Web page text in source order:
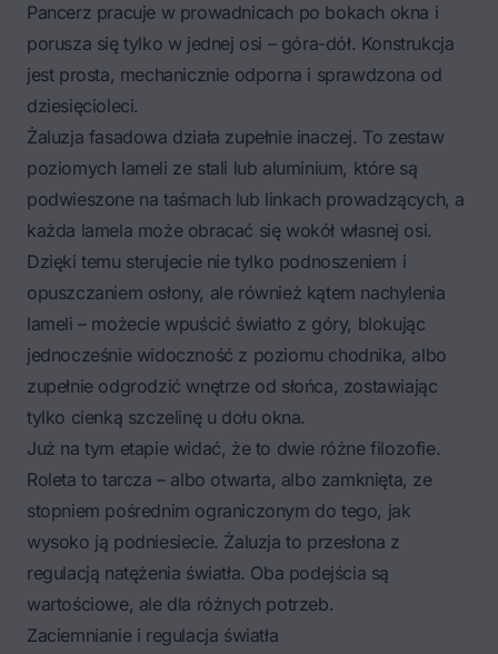
Pancerz pracuje w prowadnicach po bokach okna i
porusza się tylko w jednej osi – góra-dół. Konstrukcja
jest prosta, mechanicznie odporna i sprawdzona od
dziesięcioleci.
Żaluzja fasadowa działa zupełnie inaczej. To zestaw
poziomych lameli ze stali lub aluminium, które są
podwieszone na taśmach lub linkach prowadzących, a
każda lamela może obracać się wokół własnej osi.
Dzięki temu sterujecie nie tylko podnoszeniem i
opuszczaniem osłony, ale również kątem nachylenia
lameli – możecie wpuścić światło z góry, blokując
jednocześnie widoczność z poziomu chodnika, albo
zupełnie odgrodzić wnętrze od słońca, zostawiając
tylko cienką szczelinę u dołu okna.
Już na tym etapie widać, że to dwie różne filozofie.
Roleta to tarcza – albo otwarta, albo zamknięta, ze
stopniem pośrednim ograniczonym do tego, jak
wysoko ją podniesiecie. Żaluzja to przesłona z
regulacją natężenia światła. Oba podejścia są
wartościowe, ale dla różnych potrzeb.
Zaciemnianie i regulacja światła